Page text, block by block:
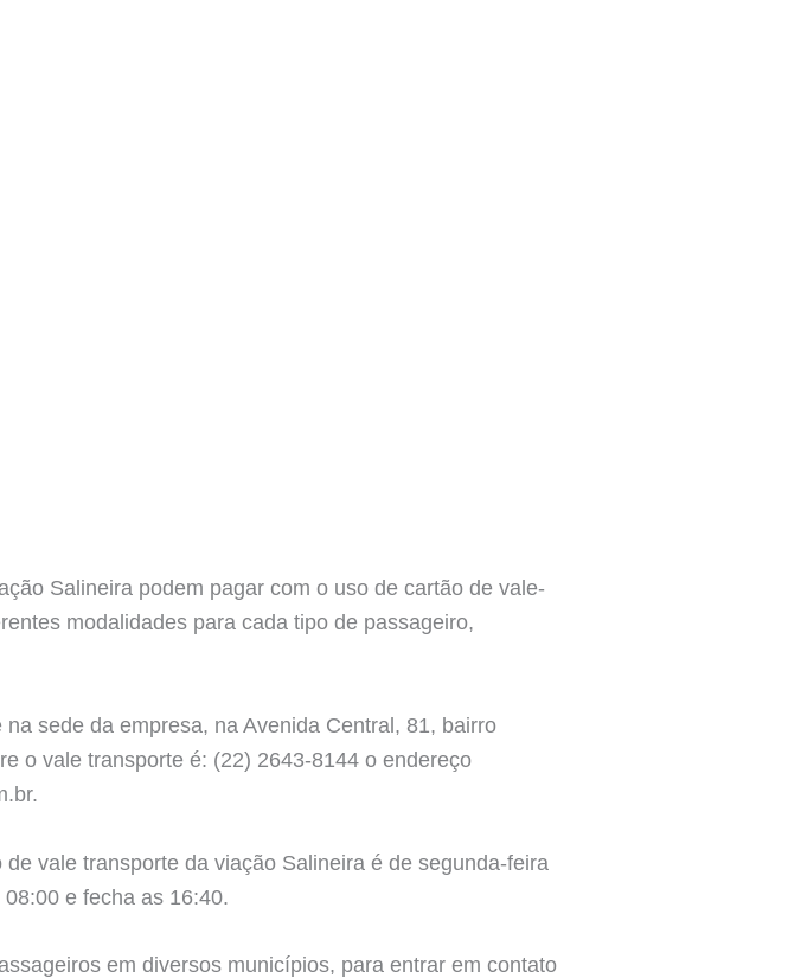
Salineira podem pagar com o uso de cartão de vale-
modalidades para cada tipo de passageiro,
sede da empresa, na Avenida Central, 81, bairro
o vale transporte é: (22) 2643-8144 o endereço
vale transporte da viação Salineira é de segunda-feira
e fecha as 16:40.
em diversos municípios, para entrar em contato